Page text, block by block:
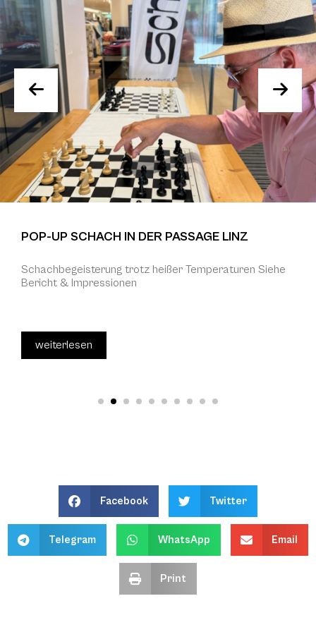
POP-UP SCHACH IN DER PASSAGE LINZ
Schachbegeisterung trotz heißer Temperaturen Siehe
Bericht & Impressionen
weiterlesen
Facebook Twitter
Telegram WhatsApp Email
Print